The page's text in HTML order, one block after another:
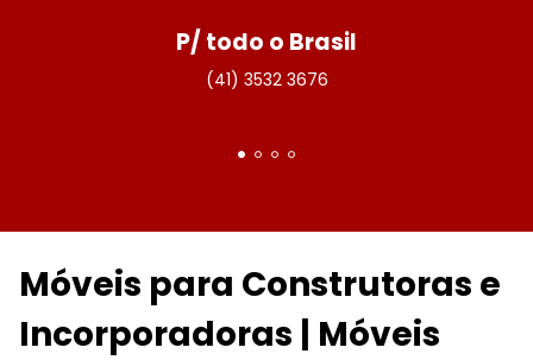
P/ todo o Brasil
(41) 3532 3676
Móveis para Construtoras e
Incorporadoras | Móveis